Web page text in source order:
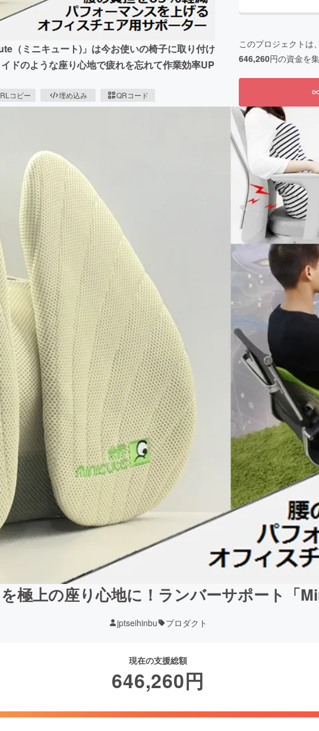
（ミニキュート)」は今お使いの椅子に取り付け
ドのような座り心地で疲れを忘れて作業効率UP
コピー 埋め込み QRコード
このプロジェクトは、
646,260円の資金を
極上の座り心地に！ランバーサポート「
jptseihinbu プロダクト
現在の支援総額
646,260円